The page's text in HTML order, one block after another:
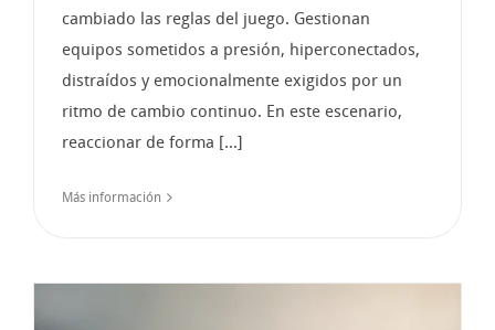
cambiado las reglas del juego. Gestionan
equipos sometidos a presión, hiperconectados,
distraídos y emocionalmente exigidos por un
ritmo de cambio continuo. En este escenario,
reaccionar de forma [...]
Más información